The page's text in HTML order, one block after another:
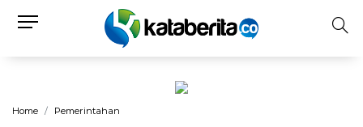
Home Pemerintahan